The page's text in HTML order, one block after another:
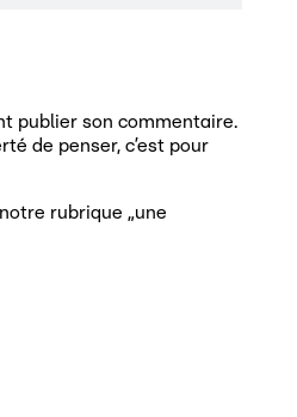
publier son commentaire.
de penser, c’est pour
rubrique „une